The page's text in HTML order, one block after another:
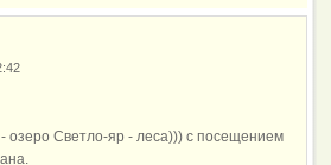
озеро Светло-яр - леса))) с посещением